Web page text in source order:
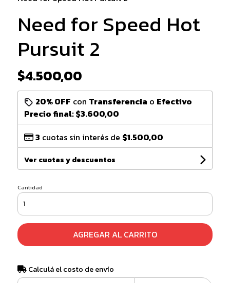
Need for Speed Hot
Pursuit 2
$4.500,00
20% OFF con Transferencia o Efectivo
Precio final:$3.600,00
3 cuotas sin interés de $1.500,00
Ver cuotas y descuentos
Cantidad
AGREGAR AL CARRITO
Calculá el costo de envío